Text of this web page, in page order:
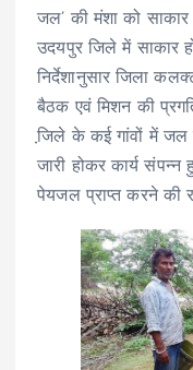
जल’ की मंशा को
उदयपुर जिले में साकार
निर्देशानुसार जिला
बैठक एवं मिशन की
जि़ले के कई गांवों में जल
जारी होकर कार्य
पेयजल प्राप्त करने की